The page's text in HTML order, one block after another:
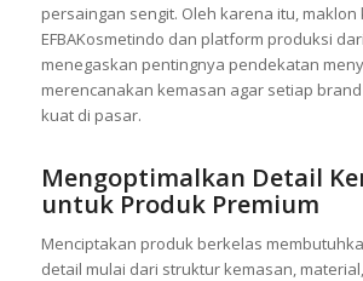
persaingan sengit. Oleh karena itu, maklon
EFBAKosmetindo dan platform produksi
menegaskan pentingnya pendekatan
merencanakan kemasan agar setiap
kuat di pasar.
Mengoptimalkan Detail
untuk Produk Premium
Menciptakan produk berkelas
detail mulai dari struktur kemasan,